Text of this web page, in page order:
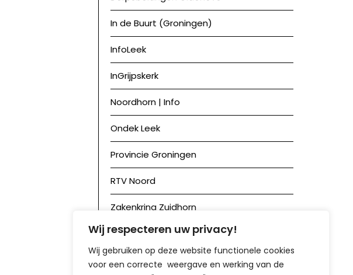
Wij respecteren uw privacy!
Wij gebruiken op deze website functionele cookies
voor een correcte weergave en werking van de
In de Buurt (Groningen)
InfoLeek
InGrijpskerk
Noordhorn | Info
Ondek Leek
Provincie Groningen
RTV Noord
Zakenkring Zuidhorn
Zuidhorn in Beeld
Achief